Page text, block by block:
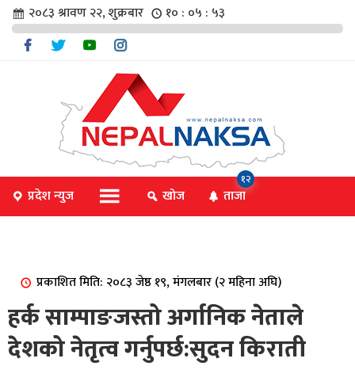
२०८३ श्रावण २२, शुक्रबार १० : ०५ : ५४
प्रदेश न्युज खोज ताजा
१२
प्रकाशित मिति: २०८३ जेष्ठ १९, मंगलबार (२ महिना अघि)
हर्क साम्पाङजस्तो अर्गानिक नेताले
देशको नेतृत्व गर्नुपर्छ:सुदन किराती